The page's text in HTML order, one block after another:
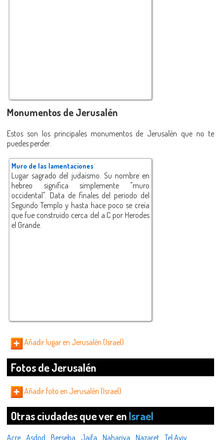
Monumentos de Jerusalén
Estos son los principales monumentos de Jerusalén que no te
puedes perder.
Muro de las lamentaciones
Lugar sagrado del judaísmo. Su nombre en
hebreo significa simplemente "muro
occidental". Data de finales del periodo del
Segundo Templo y hasta hace poco se creía
que fue construido cerca del a.C por Herodes
el Grande.
Añadir lugar en Jerusalén (Israel)
Fotos de Jerusalén
Añadir foto en Jerusalén (Israel)
Otras ciudades que ver en Israel
Acre Asdod Berseba Jaifa Nahariya Nazaret Tel Aviv